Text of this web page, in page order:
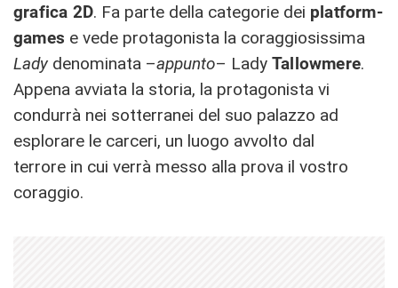
grafica 2D. Fa parte della categorie dei platform-
games e vede protagonista la coraggiosissima
Lady denominata –appunto– Lady Tallowmere.
Appena avviata la storia, la protagonista vi
condurrà nei sotterranei del suo palazzo ad
esplorare le carceri, un luogo avvolto dal
terrore in cui verrà messo alla prova il vostro
coraggio.